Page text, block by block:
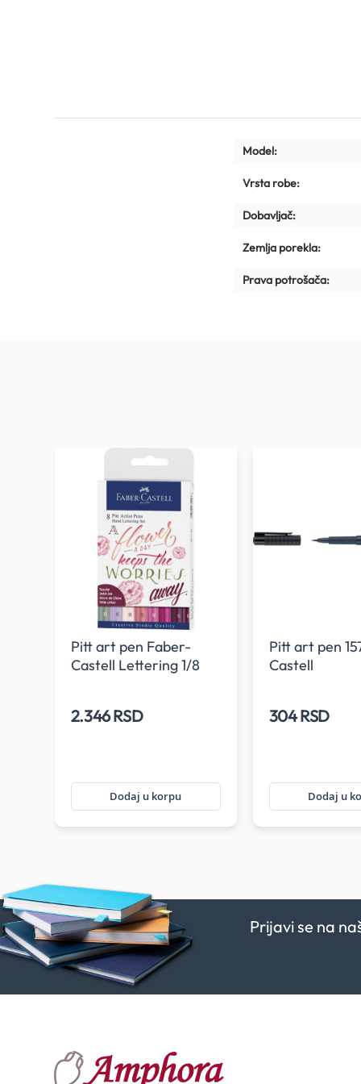
Model:
Vrsta robe:
Dobavljač:
Zemlja porekla:
Prava potrošača:
Pitt art pen Faber-
Castell Lettering 1/8
2.346 RSD
Dodaj u korpu
Pitt art pen
Castell
304 RSD
Dodaj u
Prijavi se na